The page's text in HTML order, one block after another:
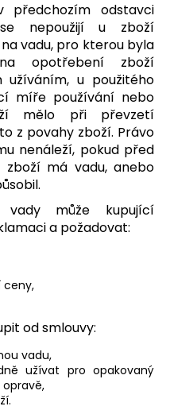
předchozím odstavci
nepoužijí u zboží
vadu, pro kterou byla
opotřebení zboží
užíváním, u použitého
míře používání nebo
mělo při převzetí
z povahy zboží. Právo
nenáleží, pokud před
má vadu, anebo
může kupující
a požadovat:
ceny,
od smlouvy:
vadu,
užívat pro opakovaný